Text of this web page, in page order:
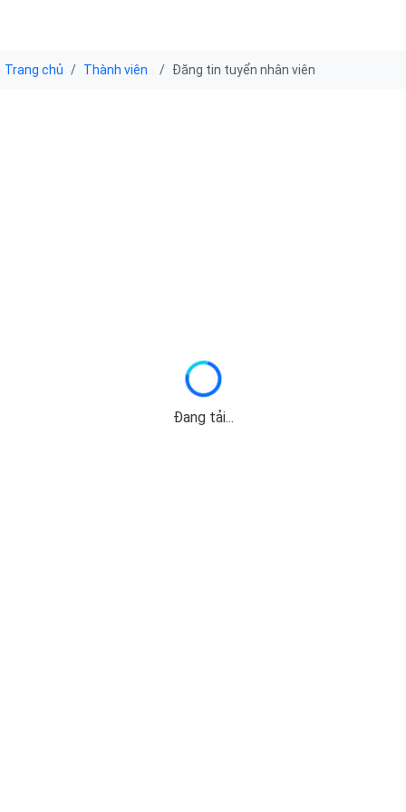
Trang chủ Thành viên Đăng tin tuyển nhân viên
Đang tải...